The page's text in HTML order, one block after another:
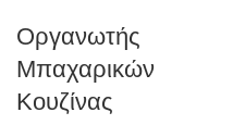
Οργανωτής
Μπαχαρικών
Κουζίνας